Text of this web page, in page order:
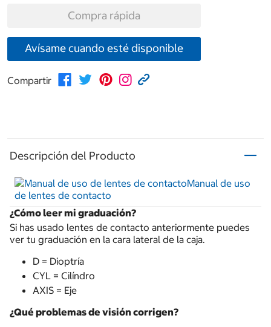
Compra rápida
Avísame cuando esté disponible
Compartir
Descripción del Producto
Manual de uso
de lentes de contacto
¿Cómo leer mi graduación?
Si has usado lentes de contacto anteriormente puedes
ver tu graduación en la cara lateral de la caja.
D = Dioptría
CYL = Cilíndro
AXIS = Eje
¿Qué problemas de visión corrigen?